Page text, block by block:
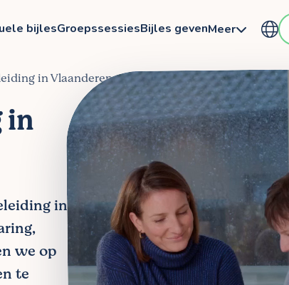
bijlesGroepssessiesBijles gevenMeer
in Vlaanderen
in
in
we op
te